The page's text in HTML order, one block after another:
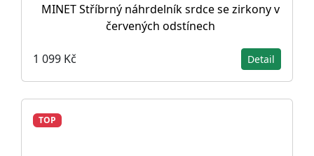
MINET Stříbrný náhrdelník srdce se zirkony v
červených odstínech
1 099 Kč Detail
TOP